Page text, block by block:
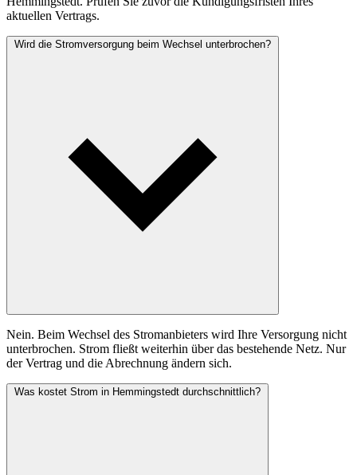
aktuellen Vertrags.
Wird die Stromversorgung beim Wechsel unterbrochen?
Nein. Beim Wechsel des Stromanbieters wird Ihre Versorgung nicht
unterbrochen. Strom fließt weiterhin über das bestehende Netz. Nur
der Vertrag und die Abrechnung ändern sich.
Was kostet Strom in Hemmingstedt durchschnittlich?